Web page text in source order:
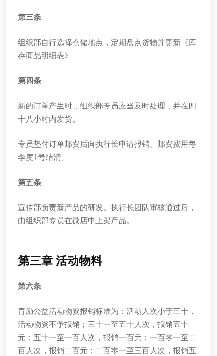
第三条
组织部自行选择仓储地点，定期盘点货物并更新《库
存商品明细表》
第四条
新的订单产生时，组织部专员应当及时处理，并在四
十八小时内发货。
专员垫付订单邮费后向执行长申请报销。邮费费用每
季度1号结清。
第五条
宣传部负责新产品的研发。执行长团队审核通过后，
由组织部专员在微店中上架产品。
第三章 活动物料
第六条
青励公益活动物资报销标准为：活动人次小于三十，
活动物资不予报销；三十一至五十人次，报销五十
元；五十一至一百人次，报销一百元；一百零一至二
百人次，报销二百元；二百零一至三百人次，报销五